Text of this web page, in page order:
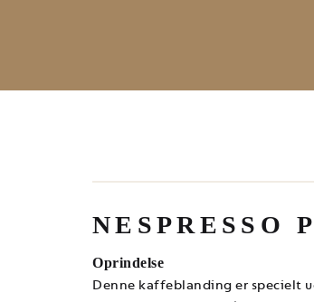
NESPRESSO
Oprindelse
Denne kaffeblanding er specielt